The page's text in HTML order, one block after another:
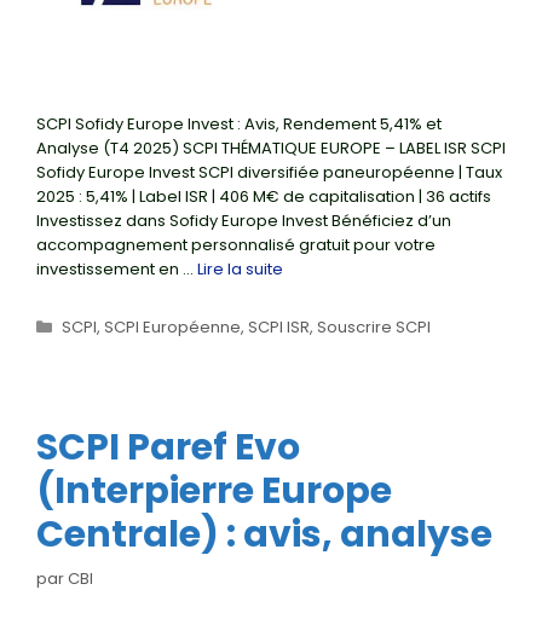
SCPI Sofidy Europe Invest : Avis, Rendement 5,41% et
Analyse (T4 2025) SCPI THÉMATIQUE EUROPE – LABEL ISR SCPI
Sofidy Europe Invest SCPI diversifiée paneuropéenne | Taux
2025 : 5,41% | Label ISR | 406 M€ de capitalisation | 36 actifs
Investissez dans Sofidy Europe Invest Bénéficiez d’un
accompagnement personnalisé gratuit pour votre
investissement en … Lire la suite
Catégories
SCPI, SCPI Européenne, SCPI ISR, Souscrire SCPI
SCPI Paref Evo
(Interpierre Europe
Centrale) : avis, analyse
parCBI